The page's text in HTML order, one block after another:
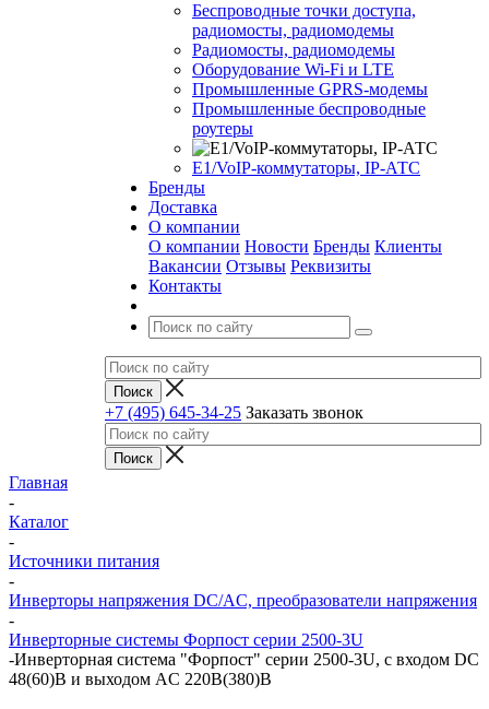
Беспроводные точки доступа,
радиомосты, радиомодемы
Радиомосты, радиомодемы
Оборудование Wi-Fi и LTE
Промышленные GPRS-модемы
Промышленные беспроводные
роутеры
Е1/VoIP-коммутаторы, IP-АТС
Бренды
Доставка
О компании
О компании Новости Бренды Клиенты
Вакансии Отзывы Реквизиты
Контакты
+7 (495) 645-34-25 Заказать звонок
Главная
-
Каталог
-
Источники питания
-
Инверторы напряжения DC/AC, преобразователи напряжения
-
Инверторные системы Форпост серии 2500-3U
-Инверторная система "Форпост" серии 2500-3U, с входом DC
48(60)В и выходом AC 220В(380)В